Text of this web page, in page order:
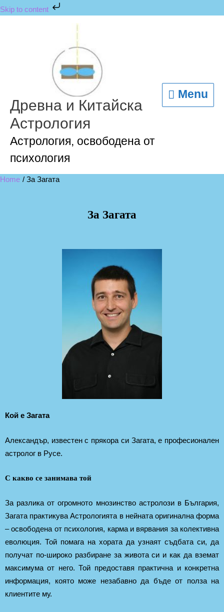
Skip to content
Skip
to
Древна и Китайска
Астрология
Астрология, освободена от
психология
Menu
Home За Загата
За Загата
Кой е Загата
Александър, известен с прякора си Загата, е професионален
астролог в Русе.
С какво се занимава той
За разлика от огромното мнозинство астролози в България,
Загата практикува Астрологията в нейната оригинална форма
– освободена от психология, карма и вярвания за колективна
еволюция. Той помага на хората да узнаят съдбата си, да
получат по-широко разбиране за живота си и как да вземат
максимума от него. Той предоставя практична и конкретна
информация, която може незабавно да бъде от полза на
клиентите му.